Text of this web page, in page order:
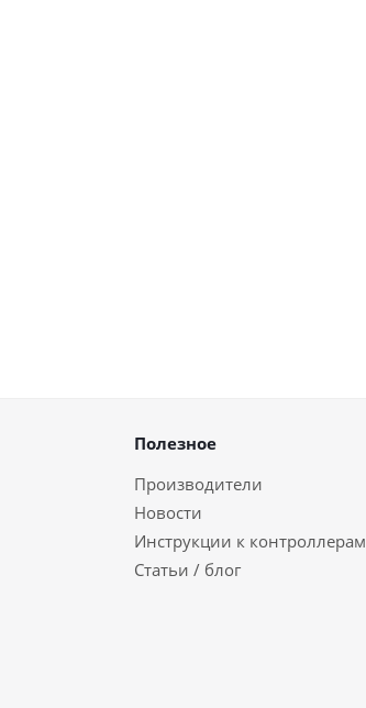
Полезное
Производители
Новости
Инструкции к контроллерам
Статьи / блог